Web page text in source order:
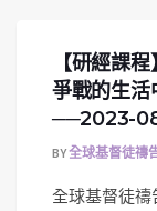
【研經課
爭戰的生活
──2023-
BY全球基督徒禱
全球基督徒